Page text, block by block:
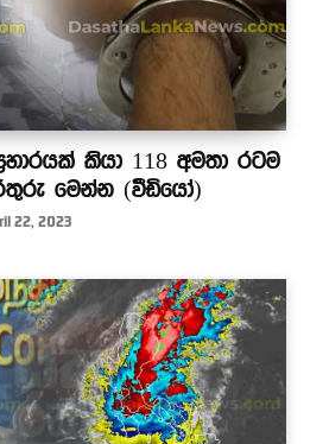
කියා 118 අමතා රටම
මෙන්න (වීඩියෝ)
22, 2023